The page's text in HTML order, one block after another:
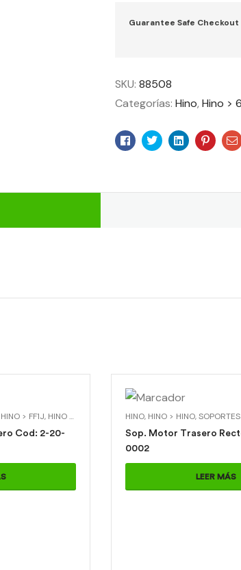
Guarantee Safe Checkout
SKU:88508
Categorías:Hino,Hino >
Facebook
TwitterLinkedin
HINO > FF1J, HINO > GH SOPORTES DE MOTOR Y CAJA,
20-
HINO, HINO > HINO,SOPORTES
Sop. Motor Trasero
0002
LEER MÁS